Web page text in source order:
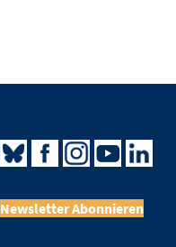
Newsletter Abonnieren